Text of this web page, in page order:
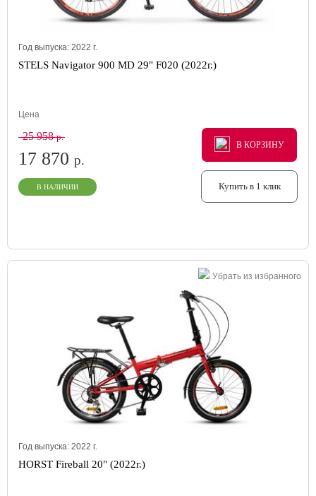
Год выпуска: 2022 г.
STELS Navigator 900 MD 29" F020 (2022г.)
Цена
25 958р.
17 870 р.
В НАЛИЧИИ
В КОРЗИНУ
В КОРЗИНУ
В КОРЗИНУ
Купить в 1 клик
Убрать из избранного
Год выпуска: 2022 г.
HORST Fireball 20" (2022г.)